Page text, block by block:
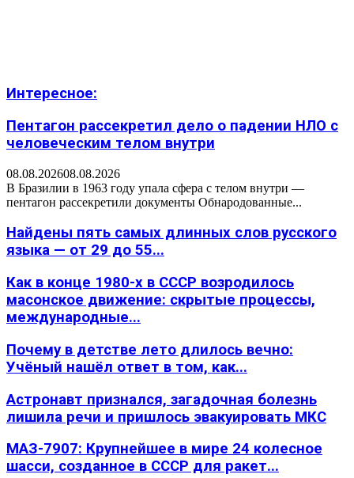
Интересное:
Пентагон рассекретил дело о падении НЛО с
человеческим телом внутри
08.08.202608.08.2026
В Бразилии в 1963 году упала сфера с телом внутри —
пентагон рассекретили документы Обнародованные...
Найдены пять самых длинных слов русского
языка — от 29 до 55...
Как в конце 1980-х в СССР возродилось
масонское движение: скрытые процессы,
международные...
Почему в детстве лето длилось вечно:
Учёный нашёл ответ в том, как...
Астронавт признался, загадочная болезнь
лишила речи и пришлось эвакуировать МКС
МАЗ-7907: Крупнейшее в мире 24 колесное
шасси, созданное в СССР для ракет...